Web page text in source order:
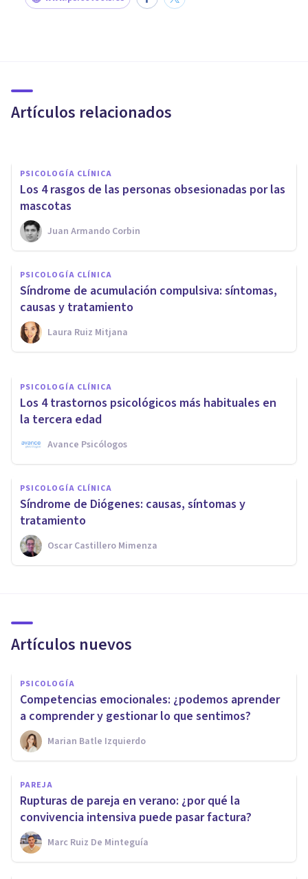
Artículos relacionados
consejos
PSICOLOGÍA CLÍNICA
Los 4 rasgos de las personas obsesionadas por las
mascotas
Juan Armando Corbin
PSICOLOGÍA CLÍNICA
Síndrome de acumulación compulsiva: síntomas,
causas y tratamiento
Laura Ruiz Mitjana
PSICOLOGÍA CLÍNICA
Psicología del envejecimiento:
qué es y cuáles son sus
funciones
Universidad Europea
PSICOLOGÍA CLÍNICA
Los 4 trastornos psicológicos más habituales en
la tercera edad
Avance Psicólogos
PSICOLOGÍA CLÍNICA
Síndrome de Diógenes: causas, síntomas y
tratamiento
Oscar Castillero Mimenza
Artículos nuevos
PSICOLOGÍA
Competencias emocionales: ¿podemos aprender
a comprender y gestionar lo que sentimos?
Marian Batle Izquierdo
PAREJA
Rupturas de pareja en verano: ¿por qué la
convivencia intensiva puede pasar factura?
Marc Ruiz De Minteguía